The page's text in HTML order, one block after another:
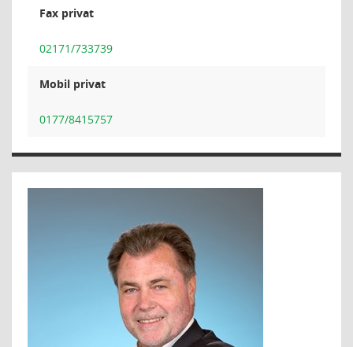
Fax privat
02171/733739
Mobil privat
0177/8415757